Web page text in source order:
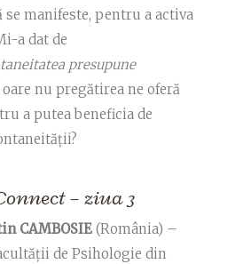
se manifeste, pentru a activa
a dat de
presupune
oare nu pregătirea ne oferă
a putea beneficia de
– ziua 3
CAMBOSIE (România) –
de Psihologie din